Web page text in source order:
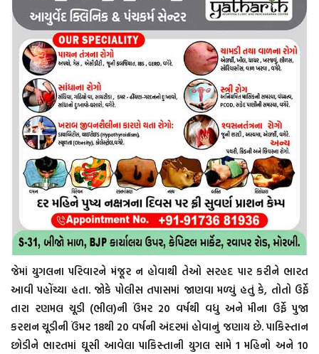
જેમાં યુગલના પરિવારને મંજૂર ન હોવાથી તેઓ સરહદ પાર કરીને ભારત
આવી પહોંચ્યા હતા. જોકે પોલીસ તપાસમાં જાણવા મળ્યું હતું કે, તોતો ઉર્ફે
તારા રણમલ ચૂડી (ભીલ)ની ઉંમર 20 વર્ષથી વધુ અને મીના ઉર્ફે પુજા
કરશન ચૂડીની ઉંમર 18થી 20 વર્ષની અંદરમાં હોવાનું જણાય છે. પાકિસ્તાન
છોડીને ભારતમાં ઘૂસી આવેલા પાકિસ્તાની યુગલ સામે 1 મહિનો અને 10